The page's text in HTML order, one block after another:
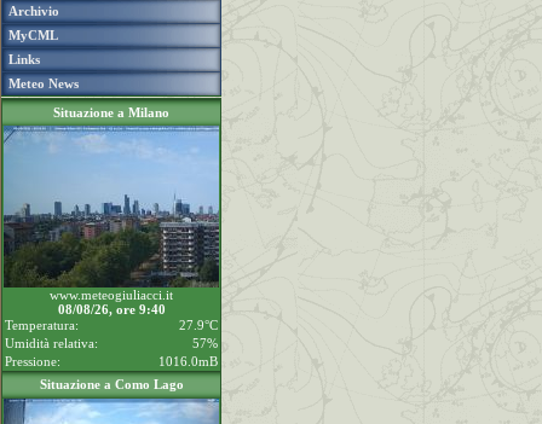
Archivio
MyCML
Links
Meteo News
Situazione a Milano
www.meteogiuliacci.it
08/08/26, ore 9:40
Temperatura:
27.9°C
Umidità relativa:
57%
Pressione:
1016.0mB
Situazione a Como Lago